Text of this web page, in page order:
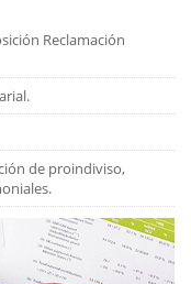
Reclamación
de proindiviso,